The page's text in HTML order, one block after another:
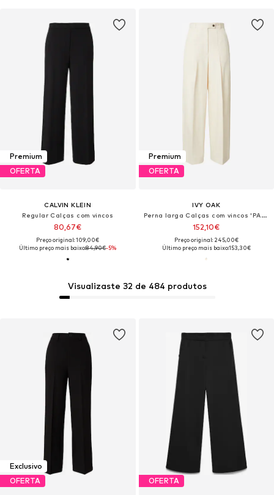
Premium
OFERTA
CALVIN KLEIN
Regular Calças com vincos
80,67€
Preço original: 109,00€
Último preço mais baixo:84,90€-5%
Premium
OFERTA
IVY OAK
Perna larga Calças com vincos 'PANDORA'
152,10€
Preço original: 245,00€
Último preço mais baixo:153,30€
Exclusivo
OFERTA
OFERTA
Visualizaste 32 de 484 produtos